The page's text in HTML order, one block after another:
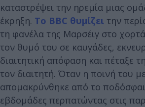
καταστρέψει την ηρεμία μιας
έκρηξη. Το BBC θυμίζει την
τη φανέλα της Μαρσέιγ στο
τον θυμό του σε καυγάδες,
διαιτητική απόφαση και πέταξε
τον διαιτητή. Όταν η ποινή του
απομακρύνθηκε από το
εβδομάδες περπατώντας στις